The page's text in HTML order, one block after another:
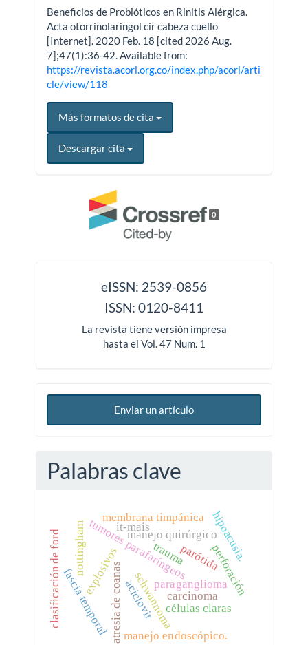
Beneficios de Probióticos en Rinitis Alérgica.
Acta otorrinolaringol cir cabeza cuello
[Internet]. 2020 Feb. 18 [cited 2026 Aug.
7];47(1):36-42. Available from:
https://revista.acorl.org.co/index.php/acorl/arti
cle/view/118
Más formatos de cita
Descargar cita
0
eISSN: 2539-0856
ISSN: 0120-8411
La revista tiene versión impresa
hasta el Vol. 47 Num. 1
Enviar un artículo
Palabras clave
schwannomaparaganglioma
tumores parafaríngeos
atresia de coanas
manejo quirúrgico
manejo endoscópico.
perforación
membrana timpánica
trauma
explosivos
hipoacusia.
fascia temporal
clasificación de ford aciclovir carcinoma
células claras
parótida
it-mais
nottingham